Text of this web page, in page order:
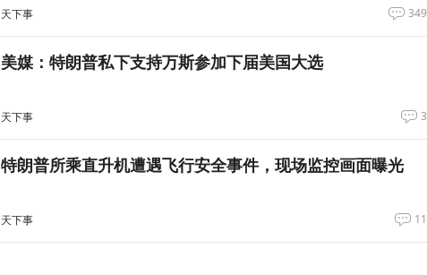
天下事 349
美媒：特朗普私下支持万斯参加下届美国大选
天下事 3
特朗普所乘直升机遭遇飞行安全事件，现场监控画面曝光
天下事 11